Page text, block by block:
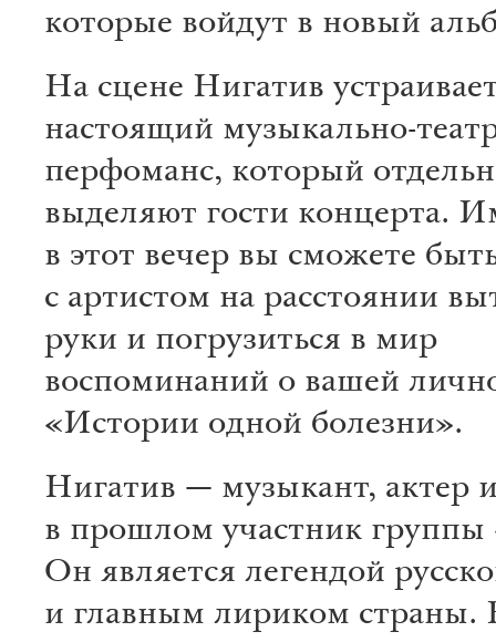
которые войдут в новый
На сцене Нигатив
настоящий музыкально-
перфоманс, который
выделяют гости концерта.
в этот вечер вы сможете
с артистом на расстоянии
руки и погрузиться в мир
воспоминаний о вашей
«Истории одной болезни».
Нигатив — музыкант, актер
в прошлом участник группы
Он является легендой
и главным лириком страны.